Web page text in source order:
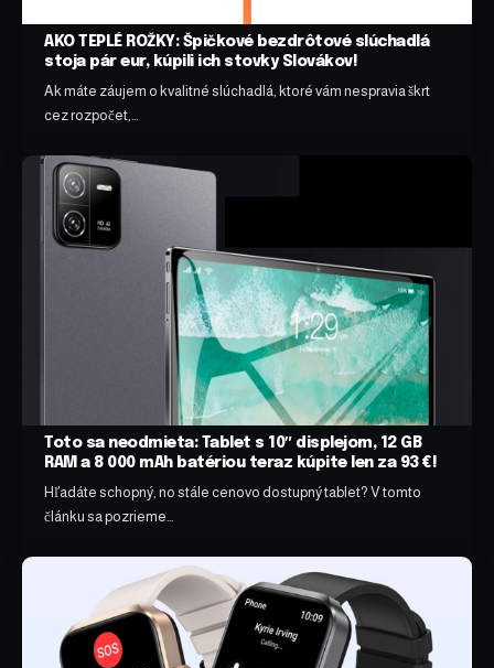
AKO TEPLÉ ROŽKY: Špičkové bezdrôtové slúchadlá
stoja pár eur, kúpili ich stovky Slovákov!
Ak máte záujem o kvalitné slúchadlá, ktoré vám nespravia škrt
cez rozpočet,…
Toto sa neodmieta: Tablet s 10″ displejom, 12 GB
RAM a 8 000 mAh batériou teraz kúpite len za 93 €!
Hľadáte schopný, no stále cenovo dostupný tablet? V tomto
článku sa pozrieme…